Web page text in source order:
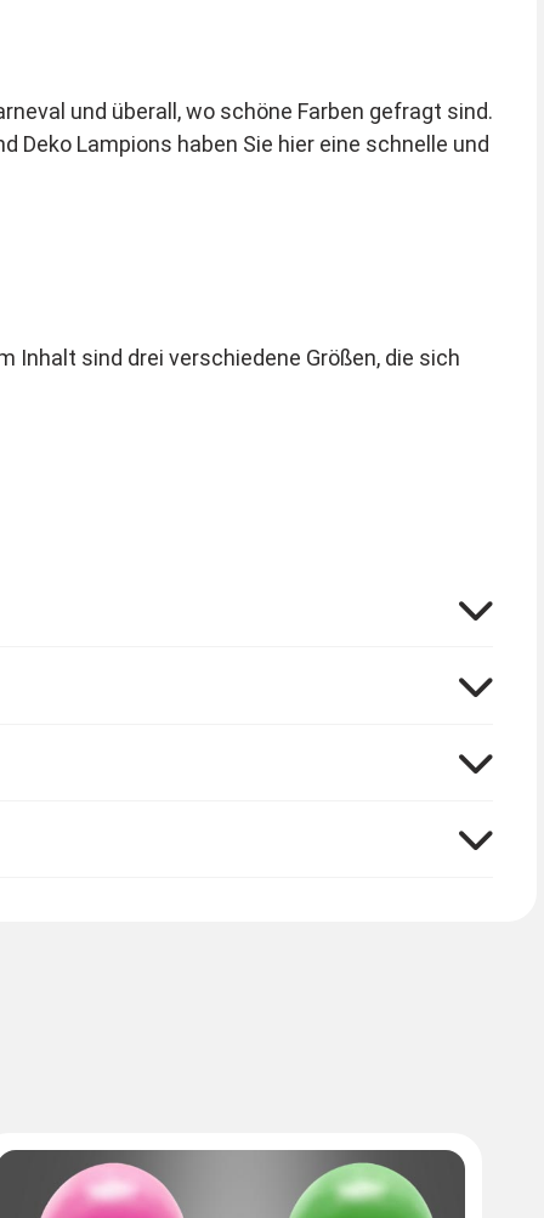
und überall, wo schöne Farben gefragt sind.
Lampions haben Sie hier eine schnelle und
Inhalt sind drei verschiedene Größen, die sich